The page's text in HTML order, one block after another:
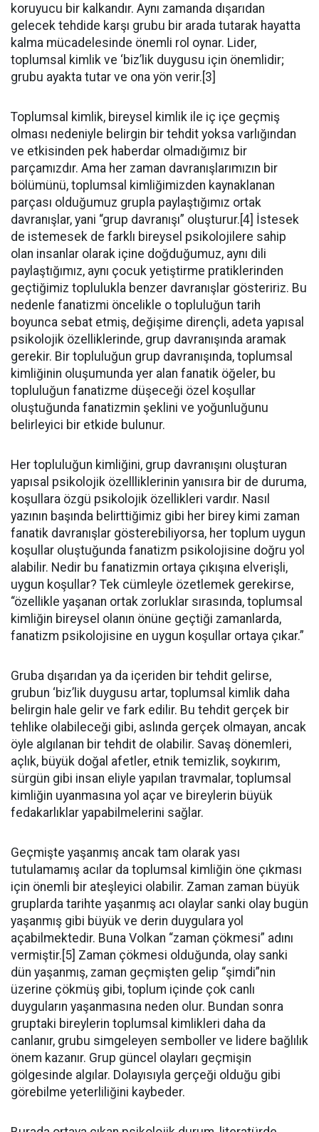
koruyucu bir kalkandır. Aynı zamanda dışarıdan
gelecek tehdide karşı grubu bir arada tutarak hayatta
kalma mücadelesinde önemli rol oynar. Lider,
toplumsal kimlik ve ‘biz’lik duygusu için önemlidir;
grubu ayakta tutar ve ona yön verir.[3]
Toplumsal kimlik, bireysel kimlik ile iç içe geçmiş
olması nedeniyle belirgin bir tehdit yoksa varlığından
ve etkisinden pek haberdar olmadığımız bir
parçamızdır. Ama her zaman davranışlarımızın bir
bölümünü, toplumsal kimliğimizden kaynaklanan
parçası olduğumuz grupla paylaştığımız ortak
davranışlar, yani “grup davranışı” oluşturur.[4] İstesek
de istemesek de farklı bireysel psikolojilere sahip
olan insanlar olarak içine doğduğumuz, aynı dili
paylaştığımız, aynı çocuk yetiştirme pratiklerinden
geçtiğimiz toplulukla benzer davranışlar gösteririz. Bu
nedenle fanatizmi öncelikle o topluluğun tarih
boyunca sebat etmiş, değişime dirençli, adeta yapısal
psikolojik özelliklerinde, grup davranışında aramak
gerekir. Bir topluluğun grup davranışında, toplumsal
kimliğinin oluşumunda yer alan fanatik öğeler, bu
topluluğun fanatizme düşeceği özel koşullar
oluştuğunda fanatizmin şeklini ve yoğunluğunu
belirleyici bir etkide bulunur.
Her topluluğun kimliğini, grup davranışını oluşturan
yapısal psikolojik özellliklerinin yanısıra bir de duruma,
koşullara özgü psikolojik özellikleri vardır. Nasıl
yazının başında belirttiğimiz gibi her birey kimi zaman
fanatik davranışlar gösterebiliyorsa, her toplum uygun
koşullar oluştuğunda fanatizm psikolojisine doğru yol
alabilir. Nedir bu fanatizmin ortaya çıkışına elverişli,
uygun koşullar? Tek cümleyle özetlemek gerekirse,
“özellikle yaşanan ortak zorluklar sırasında, toplumsal
kimliğin bireysel olanın önüne geçtiği zamanlarda,
fanatizm psikolojisine en uygun koşullar ortaya çıkar.”
Gruba dışarıdan ya da içeriden bir tehdit gelirse,
grubun ‘biz’lik duygusu artar, toplumsal kimlik daha
belirgin hale gelir ve fark edilir. Bu tehdit gerçek bir
tehlike olabileceği gibi, aslında gerçek olmayan, ancak
öyle algılanan bir tehdit de olabilir. Savaş dönemleri,
açlık, büyük doğal afetler, etnik temizlik, soykırım,
sürgün gibi insan eliyle yapılan travmalar, toplumsal
kimliğin uyanmasına yol açar ve bireylerin büyük
fedakarlıklar yapabilmelerini sağlar.
Geçmişte yaşanmış ancak tam olarak yası
tutulamamış acılar da toplumsal kimliğin öne çıkması
için önemli bir ateşleyici olabilir. Zaman zaman büyük
gruplarda tarihte yaşanmış acı olaylar sanki olay bugün
yaşanmış gibi büyük ve derin duygulara yol
açabilmektedir. Buna Volkan “zaman çökmesi” adını
vermiştir.[5] Zaman çökmesi olduğunda, olay sanki
dün yaşanmış, zaman geçmişten gelip “şimdi”nin
üzerine çökmüş gibi, toplum içinde çok canlı
duyguların yaşanmasına neden olur. Bundan sonra
gruptaki bireylerin toplumsal kimlikleri daha da
canlanır, grubu simgeleyen semboller ve lidere bağlılık
önem kazanır. Grup güncel olayları geçmişin
gölgesinde algılar. Dolayısıyla gerçeği olduğu gibi
görebilme yeterliliğini kaybeder.